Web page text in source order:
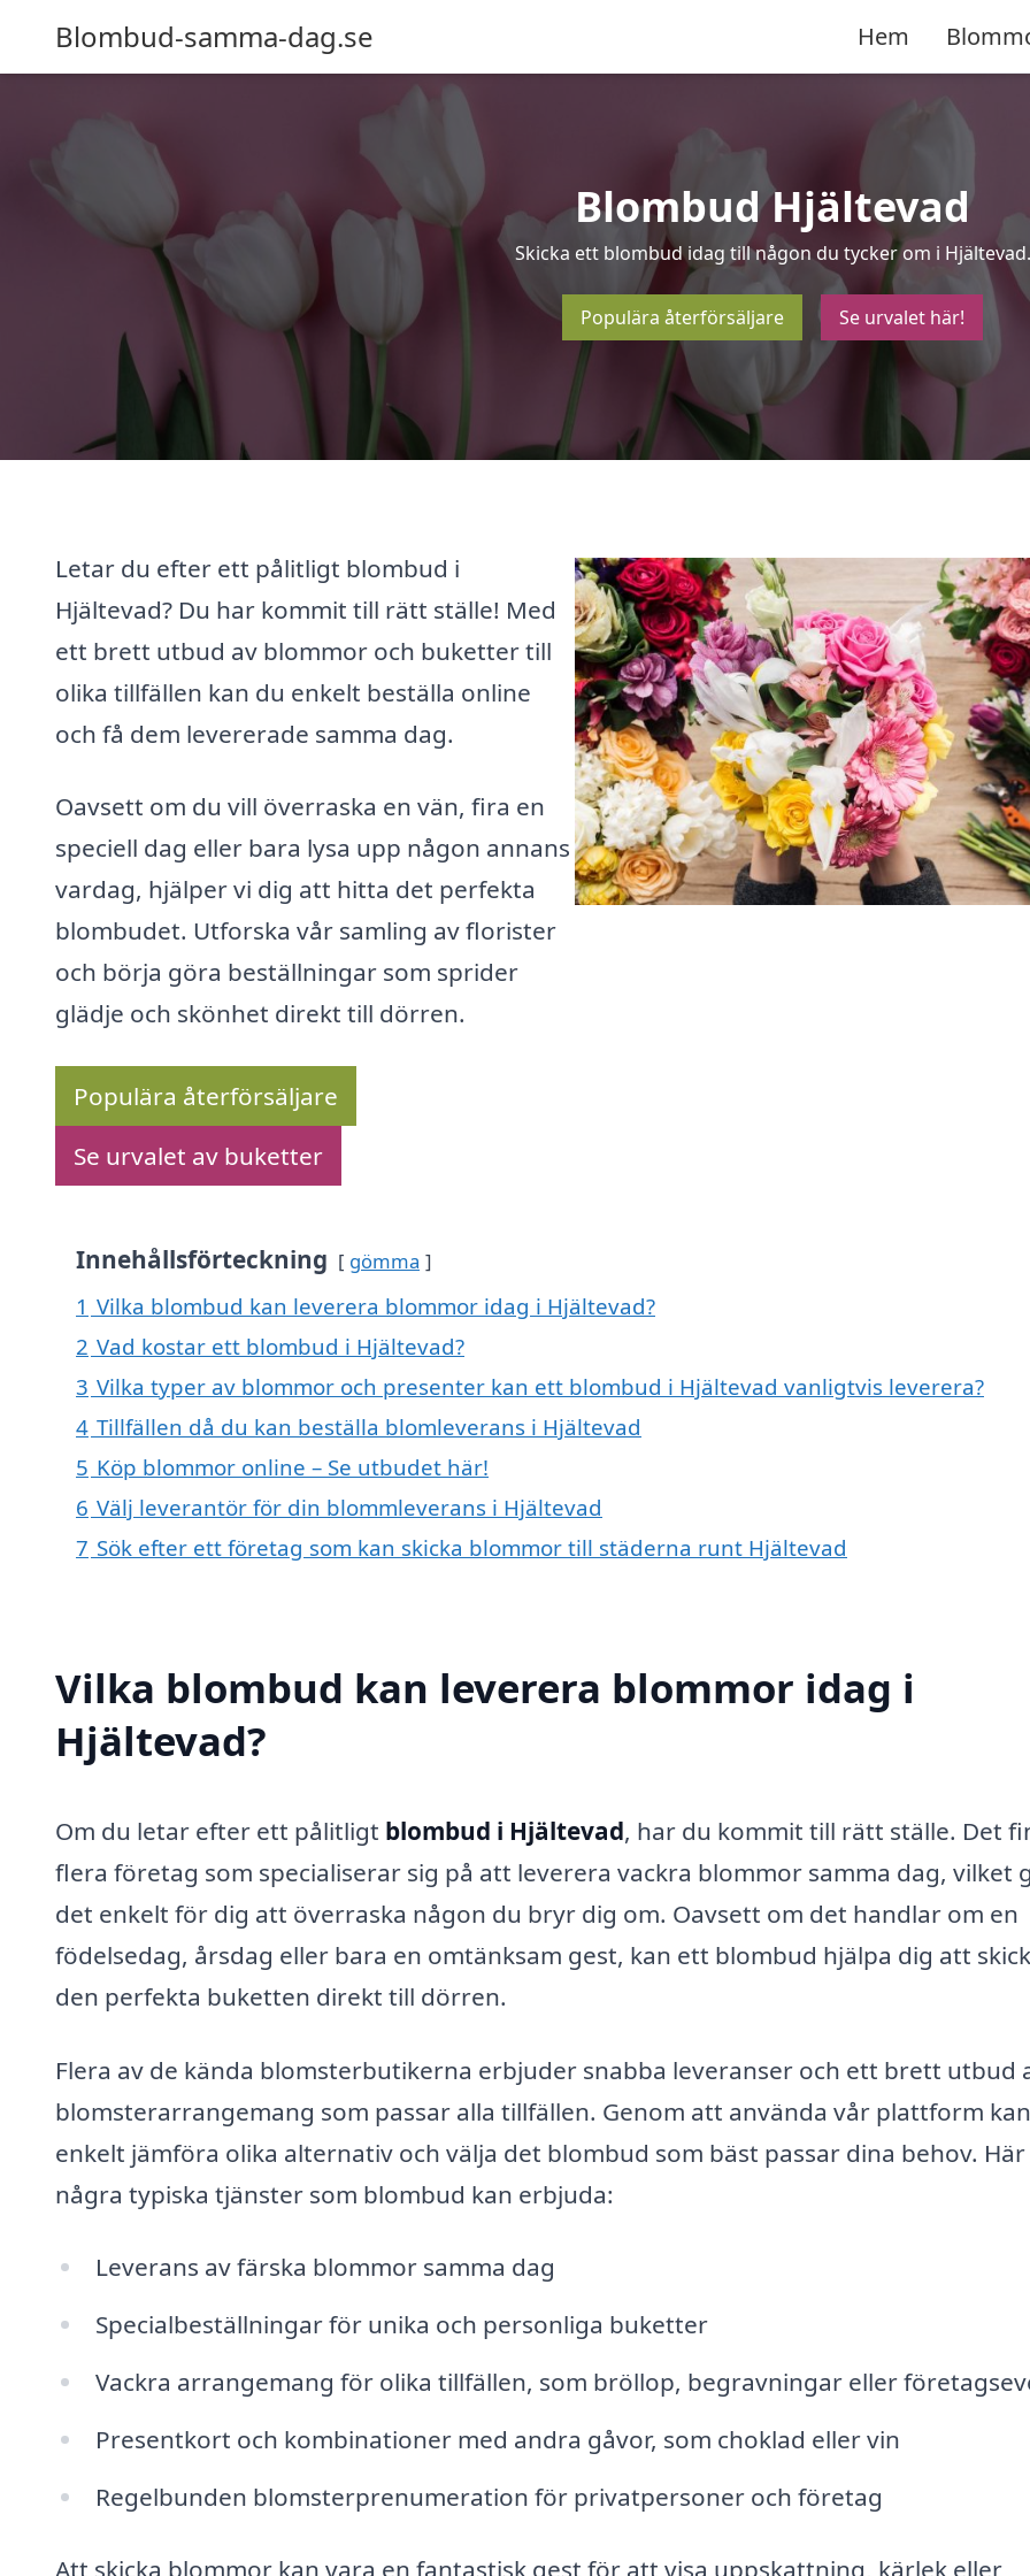
Blombud-samma-dag.se Hem
Blombud Hjältevad
Skicka ett blombud idag till någon du tycker om i Hjältevad.
Populära återförsäljare Se urvalet här!
Letar du efter ett pålitligt blombud i
Hjältevad? Du har kommit till rätt ställe! Med
ett brett utbud av blommor och buketter till
olika tillfällen kan du enkelt beställa online
och få dem levererade samma dag.
Oavsett om du vill överraska en vän, fira en
speciell dag eller bara lysa upp någon annans
vardag, hjälper vi dig att hitta det perfekta
blombudet. Utforska vår samling av florister
och börja göra beställningar som sprider
glädje och skönhet direkt till dörren.
Populära återförsäljare
Se urvalet av buketter
Innehållsförteckning gömma
1 Vilka blombud kan leverera blommor idag i Hjältevad?
2 Vad kostar ett blombud i Hjältevad?
3 Vilka typer av blommor och presenter kan ett blombud i Hjältevad vanligtvis leverera?
4 Tillfällen då du kan beställa blomleverans i Hjältevad
5 Köp blommor online – Se utbudet här!
6 Välj leverantör för din blommleverans i Hjältevad
7 Sök efter ett företag som kan skicka blommor till städerna runt Hjältevad
Vilka blombud kan leverera blommor idag i
Hjältevad?
Om du letar efter ett pålitligt blombud i Hjältevad, har du kommit till rätt ställe. Det
flera företag som specialiserar sig på att leverera vackra blommor samma dag, vilket
det enkelt för dig att överraska någon du bryr dig om. Oavsett om det handlar om en
födelsedag, årsdag eller bara en omtänksam gest, kan ett blombud hjälpa dig att
den perfekta buketten direkt till dörren.
Flera av de kända blomsterbutikerna erbjuder snabba leveranser och ett brett utbud
blomsterarrangemang som passar alla tillfällen. Genom att använda vår plattform
enkelt jämföra olika alternativ och välja det blombud som bäst passar dina behov.
några typiska tjänster som blombud kan erbjuda:
Leverans av färska blommor samma dag
Specialbeställningar för unika och personliga buketter
Vackra arrangemang för olika tillfällen, som bröllop, begravningar eller
Presentkort och kombinationer med andra gåvor, som choklad eller vin
Regelbunden blomsterprenumeration för privatpersoner och företag